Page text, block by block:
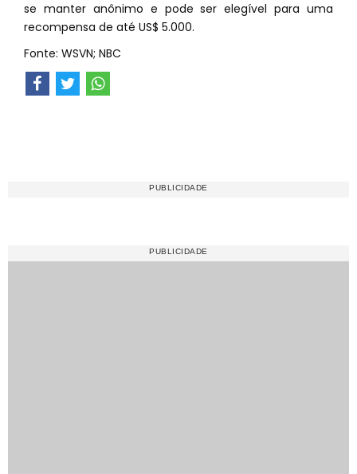
se manter anônimo e pode ser elegível para uma
recompensa de até US$ 5.000.
Fonte: WSVN; NBC